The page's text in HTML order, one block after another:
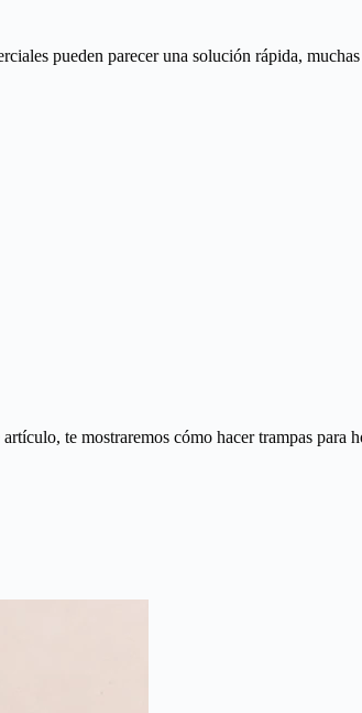
pueden parecer una solución rápida, muchas
te mostraremos cómo hacer trampas para